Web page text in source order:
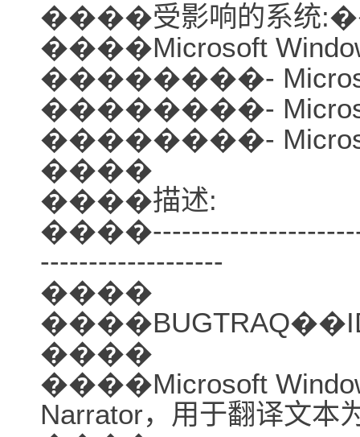
����受影响的系统
����Microsoft
��������- Microsoft
��������- Microsoft
��������-
����
����描述:
-------------------
����
����
����Microsoft
Narrator，用于翻译文本